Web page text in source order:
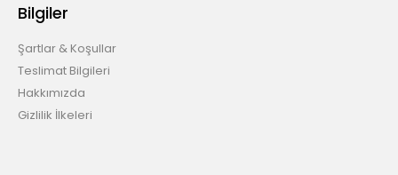
Bilgiler
Şartlar & Koşullar
Teslimat Bilgileri
Hakkımızda
Gizlilik İlkeleri